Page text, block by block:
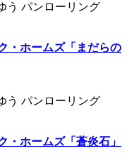
う パンローリング
・ホームズ「まだらの
う パンローリング
・ホームズ「蒼炎石」